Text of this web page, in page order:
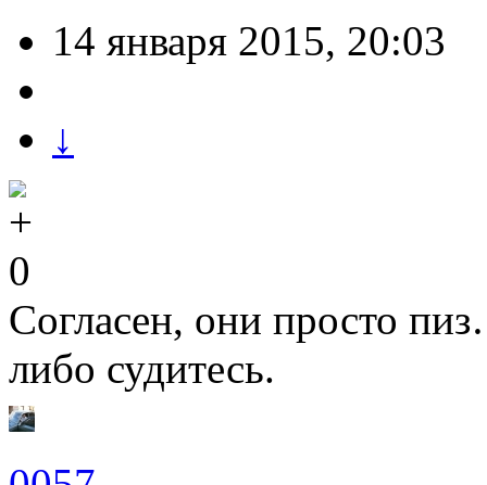
14 января 2015, 20:03
↓
0
Согласен, они просто
либо судитесь.